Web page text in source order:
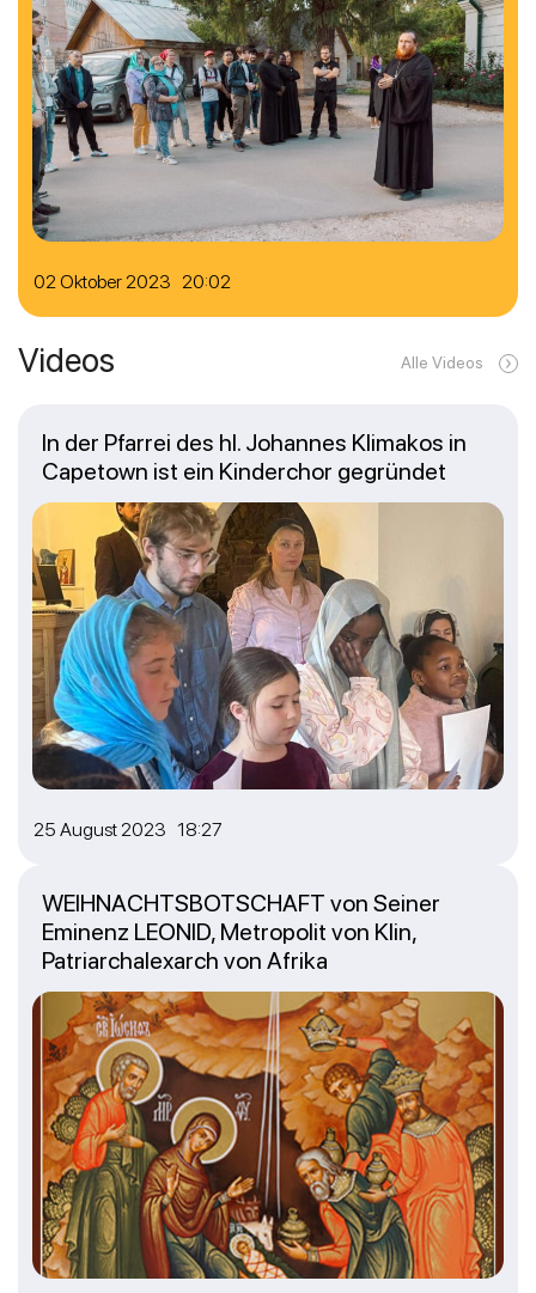
02 Oktober 2023 20:02
Videos Alle Videos
25 August 2023 18:27
In der Pfarrei des hl. Johannes Klimakos in
Capetown ist ein Kinderchor gegründet
WEIHNACHTSBOTSCHAFT von Seiner
Eminenz LEONID, Metropolit von Klin,
Patriarchalexarch von Afrika